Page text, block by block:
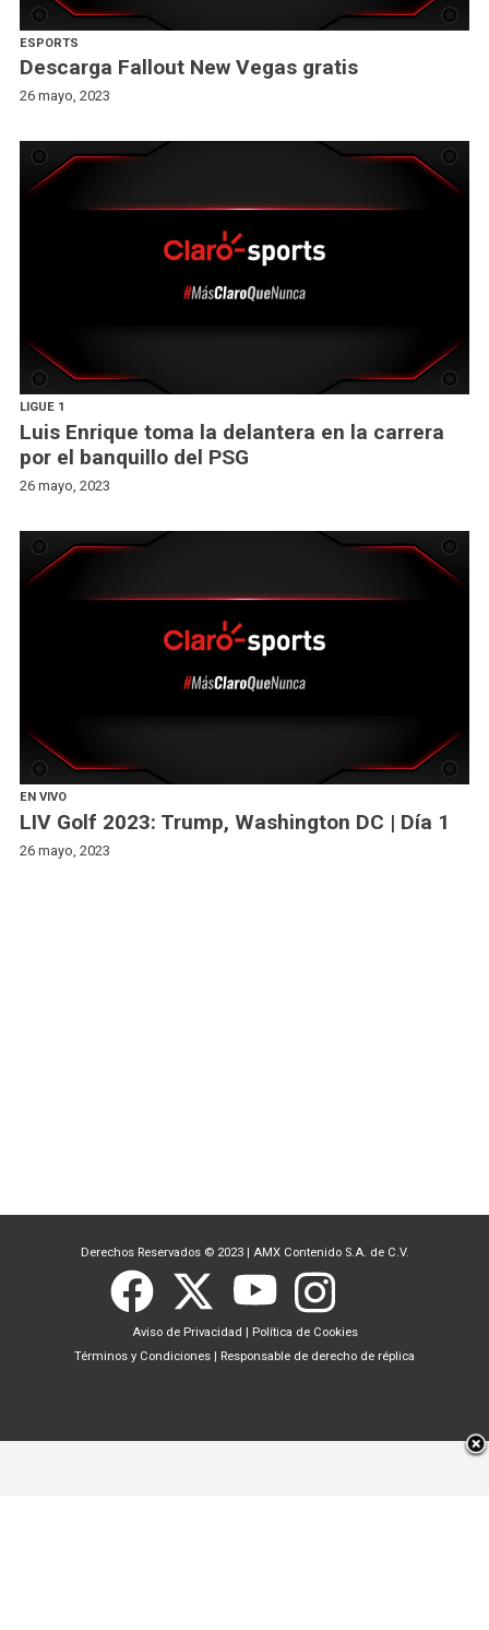
ESPORTS
Descarga Fallout New Vegas gratis
26 mayo, 2023
LIGUE 1
Luis Enrique toma la delantera en la carrera
por el banquillo del PSG
26 mayo, 2023
EN VIVO
LIV Golf 2023: Trump, Washington DC | Día 1
26 mayo, 2023
Derechos Reservados © 2023 | AMX Contenido S.A. de C.V.
Aviso de Privacidad | Política de Cookies
Términos y Condiciones | Responsable de derecho de réplica